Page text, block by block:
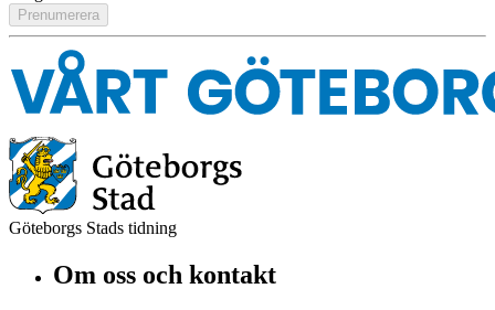
Göteborgs Stads tidning
Om oss och kontakt